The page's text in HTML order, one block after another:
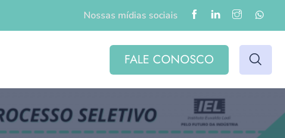
Nossas mídias sociais
FALE CONOSCO